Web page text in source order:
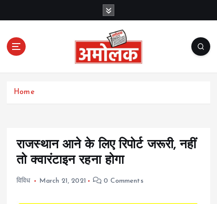
c
Amolak News
Home
राजस्थान आने के लिए रिपोर्ट जरूरी, नहीं
तो क्वारंटाइन रहना होगा
विविध March 21, 2021 0 Comments